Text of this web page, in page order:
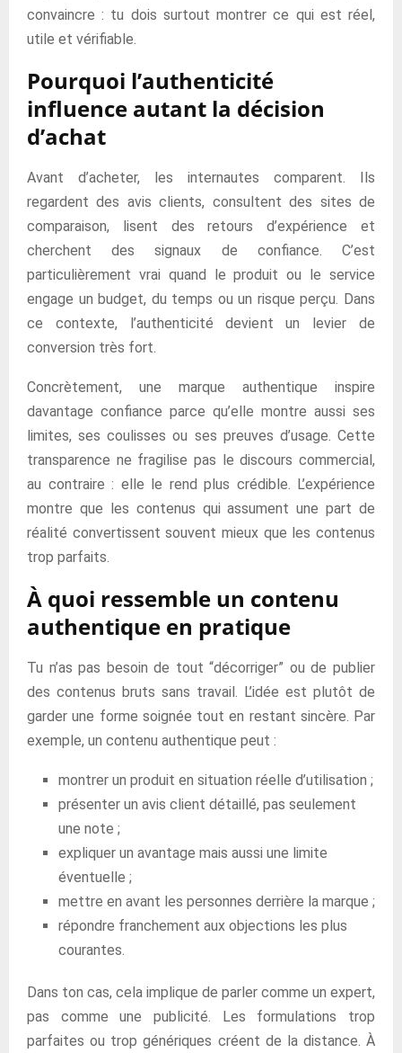
convaincre : tu dois surtout montrer ce qui est réel,
utile et vérifiable.
Pourquoi l’authenticité
influence autant la décision
d’achat
Avant d’acheter, les internautes comparent. Ils
regardent des avis clients, consultent des sites de
comparaison, lisent des retours d’expérience et
cherchent des signaux de confiance. C’est
particulièrement vrai quand le produit ou le service
engage un budget, du temps ou un risque perçu. Dans
ce contexte, l’authenticité devient un levier de
conversion très fort.
Concrètement, une marque authentique inspire
davantage confiance parce qu’elle montre aussi ses
limites, ses coulisses ou ses preuves d’usage. Cette
transparence ne fragilise pas le discours commercial,
au contraire : elle le rend plus crédible. L’expérience
montre que les contenus qui assument une part de
réalité convertissent souvent mieux que les contenus
trop parfaits.
À quoi ressemble un contenu
authentique en pratique
Tu n’as pas besoin de tout “décorriger” ou de publier
des contenus bruts sans travail. L’idée est plutôt de
garder une forme soignée tout en restant sincère. Par
exemple, un contenu authentique peut :
montrer un produit en situation réelle d’utilisation ;
présenter un avis client détaillé, pas seulement
une note ;
expliquer un avantage mais aussi une limite
éventuelle ;
mettre en avant les personnes derrière la marque ;
répondre franchement aux objections les plus
courantes.
Dans ton cas, cela implique de parler comme un expert,
pas comme une publicité. Les formulations trop
parfaites ou trop génériques créent de la distance. À